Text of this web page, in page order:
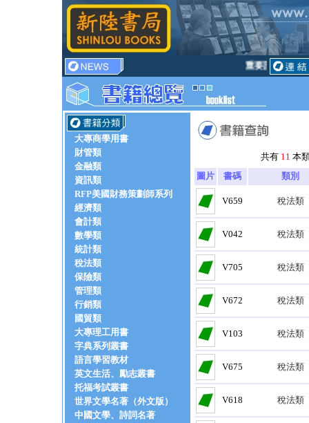
重要訊息！訂書
大專商學用書
財管類
金融類
資訊類
RFP美國財務策劃師系列
經濟類
會計類
數學類
統計類
稅法類
保險類
管理類
行銷類
國貿類
大專理工用書
字典系列叢書
語言學習教材
英文生活、勵志叢書
托福考試叢書
世界文學名著（外文版）
中國文學、詩詞名著
共有 11 本
圖片
書碼 類別
V659 稅法類
V042 稅法類
V705 稅法類
V672 稅法類
V103 稅法類
V675 稅法類
V618 稅法類